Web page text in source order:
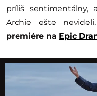
príliš sentimentálny,
Archie ešte
premiére na Epic